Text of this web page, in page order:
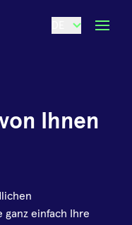
Ihnen
ganz einfach Ihre